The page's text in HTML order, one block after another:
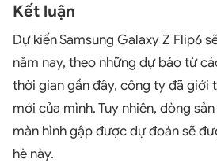
Kết luận
Dự kiến Samsung Galaxy Z Flip6
năm nay, theo những dự báo từ
thời gian gần đây, công ty đã giới
mới của mình. Tuy nhiên, dòng
màn hình gập được dự đoán sẽ
hè này.